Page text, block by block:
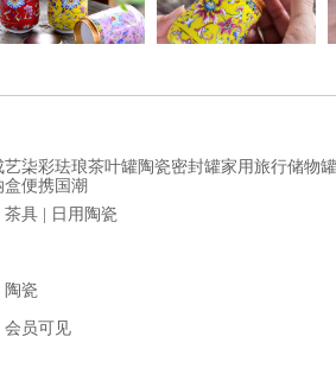
艺柒彩珐琅茶叶罐陶瓷密封罐家用旅行储物
盒便携国潮
茶具 | 日用陶瓷
陶瓷
会员可见